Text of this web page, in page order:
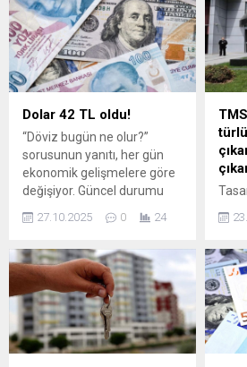
Resmi Gazete'de
yayımlandı. Hazine ve
Maliye Bakanlığı'ndan
edinilen bilgilere göre, vergi
ve ...
Dolar 42 TL oldu!
“Döviz bugün ne olur?”
sorusunun yanıtı, her gün
ekonomik gelişmelere göre
değişiyor. Güncel durumu
döviz haberlerini, uzman
yazarlarının dolar
yorumlarını ve piyasadaki
hareketlerin nedenlerini
yakından ...
27.10.2025 0 24
AŞ
aldı.